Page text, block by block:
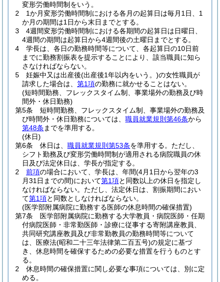
変形労働時間制をいう。
2
1か月変形労働時間制における各月の起算日は毎月1日、1
か月の期間は1日から末日までとする。
3
4週間変形労働時間制における各期間の起算日は日曜日、
4週間の期間は起算日から4週間後の土曜日までとする。
4
学長は、各日の勤務時間等について、各起算日の10日前
までに勤務割振表を提示することにより、該当職員に知ら
さなければならない。
5
妊娠中又は出産後(出産後1年以内をいう。)の女性職員が
請求した場合は、 第1項の勤務に就かせることはない。
(短時間勤務、フレックスタイム制、事業場外の勤務及び時
間外・休日勤務)
第5条
短時間勤務、フレックスタイム制、事業場外の勤務及
び時間外・休日勤務については、 職員就業規則第46条から
第48条 までを準用する。
(休日)
第6条
休日は、 職員就業規則第53条を準用する。 ただし、
シフト勤務及び変形労働時間制が適用される病院職員の休
日及び法定休日は、学長が指定する。
2
前項の場合において、学長は、年間(4月1日から翌年の3
月31日までの間)において第1項と同数以上の休日を指定し
なければならない。 ただし、法定休日は、割振期間におい
て第1項と同数としなければならない。
(医学部附属病院に勤務する医師の休息時間の確保措置)
第7条
医学部附属病院に勤務する大学教員・病院医師・任期
付病院医師・非常勤医師・診療に従事する寄附講座教員、
共同研究講座教員及び非常勤教員の勤務時間等について
は、医療法(昭和二十三年法律第二百五号)の規定に基づ
き、休息時間を確保するための必要な措置を行うものとす
る。
2
休息時間の確保措置に関し必要な事項については、別に定
める。